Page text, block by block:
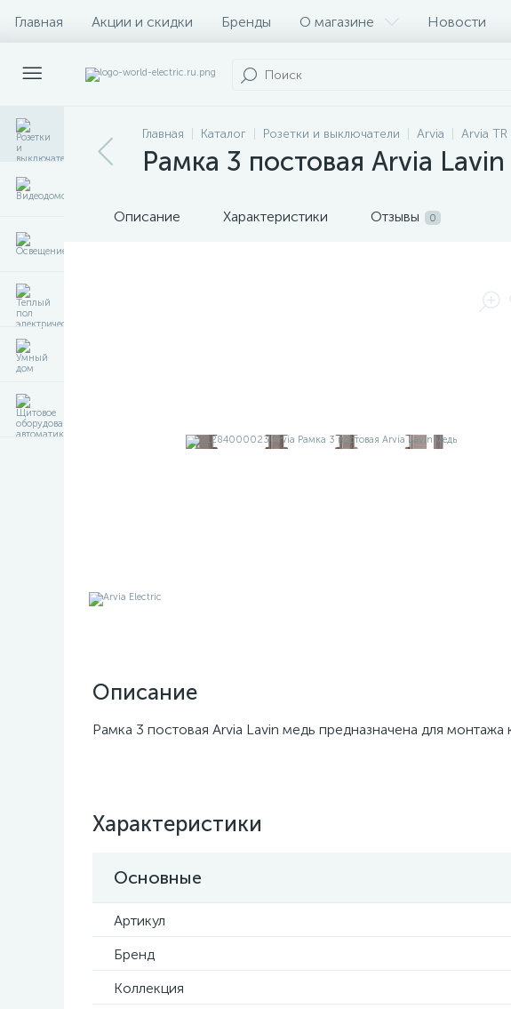
Главная Акции и скидки Бренды О магазине Новости
Главная Каталог Розетки и выключатели Arvia Arvia TR
Рамка 3 постовая Arvia
Описание Характеристики Отзывы 0
Описание
Рамка 3 постовая Arvia Lavin медь предназначена для
Характеристики
Основные
Артикул
Бренд
Коллекция